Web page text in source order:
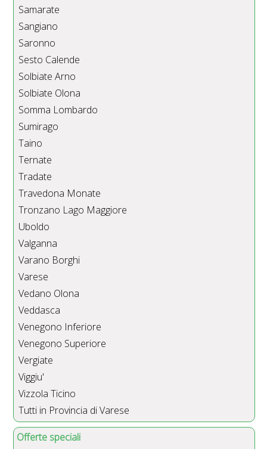
Samarate
Sangiano
Saronno
Sesto Calende
Solbiate Arno
Solbiate Olona
Somma Lombardo
Sumirago
Taino
Ternate
Tradate
Travedona Monate
Tronzano Lago Maggiore
Uboldo
Valganna
Varano Borghi
Varese
Vedano Olona
Veddasca
Venegono Inferiore
Venegono Superiore
Vergiate
Viggiu'
Vizzola Ticino
Tutti in Provincia di Varese
Offerte speciali